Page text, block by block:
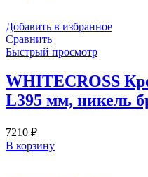
Добавить в избранное
Сравнить
Быстрый просмотр
WHITECROSS
L395 мм, никель
7210 ₽
В корзину